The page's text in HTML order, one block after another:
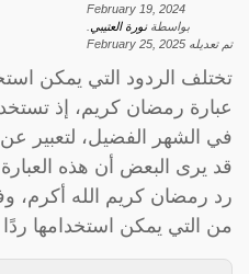
February 19, 2024
بواسطةنورة العتيبي
تم تعديله February 25, 2025
تختلف الردود التي يمكن
عبارة رمضان كريم، إذ
في الشهر الفضيل، لتعبير
قد يرى البعض أن هذه العبارة
رد رمضان كريم الله أكرم،
من التي يمكن استخدامها